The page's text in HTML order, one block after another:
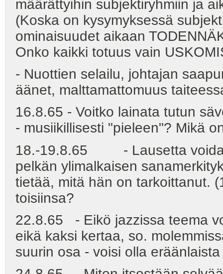
määrättyihin subjektiryhmiin ja
(Koska on kysymyksessä
ominaisuudet aikaan
Onko kaikki totuus vain
- Nuottien selailu, johtajan
äänet, malttamattomuus
16.8.65 - Voitko lainata tutun
- musiikillisesti "pieleen"? Mikä
18.-19.8.65 - Lausetta
pelkän ylimalkaisen
tietää, mitä hän on tarkoittanut.
toisiinsa?
22.8.65 - Eikö jazzissa teema
eikä kaksi kertaa, so.
suurin osa - voisi olla